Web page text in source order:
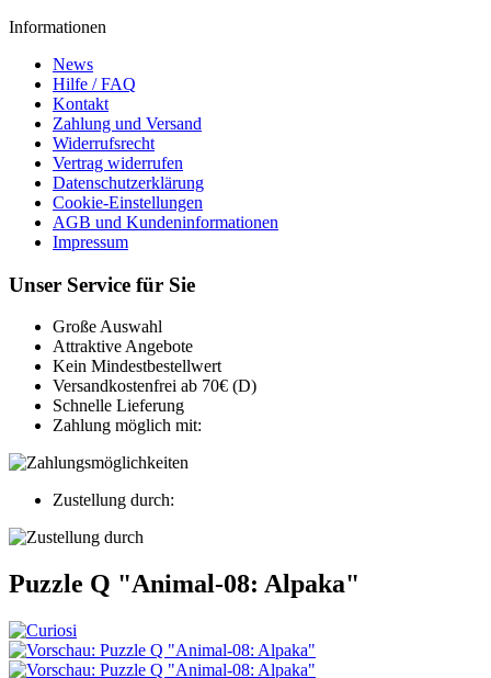
Informationen
News
Hilfe / FAQ
Kontakt
Zahlung und Versand
Widerrufsrecht
Vertrag widerrufen
Datenschutzerklärung
Cookie-Einstellungen
AGB und Kundeninformationen
Impressum
Unser Service für Sie
Große Auswahl
Attraktive Angebote
Kein Mindestbestellwert
Versandkostenfrei ab 70€ (D)
Schnelle Lieferung
Zahlung möglich mit:
Zustellung durch:
Puzzle Q "Animal-08: Alpaka"